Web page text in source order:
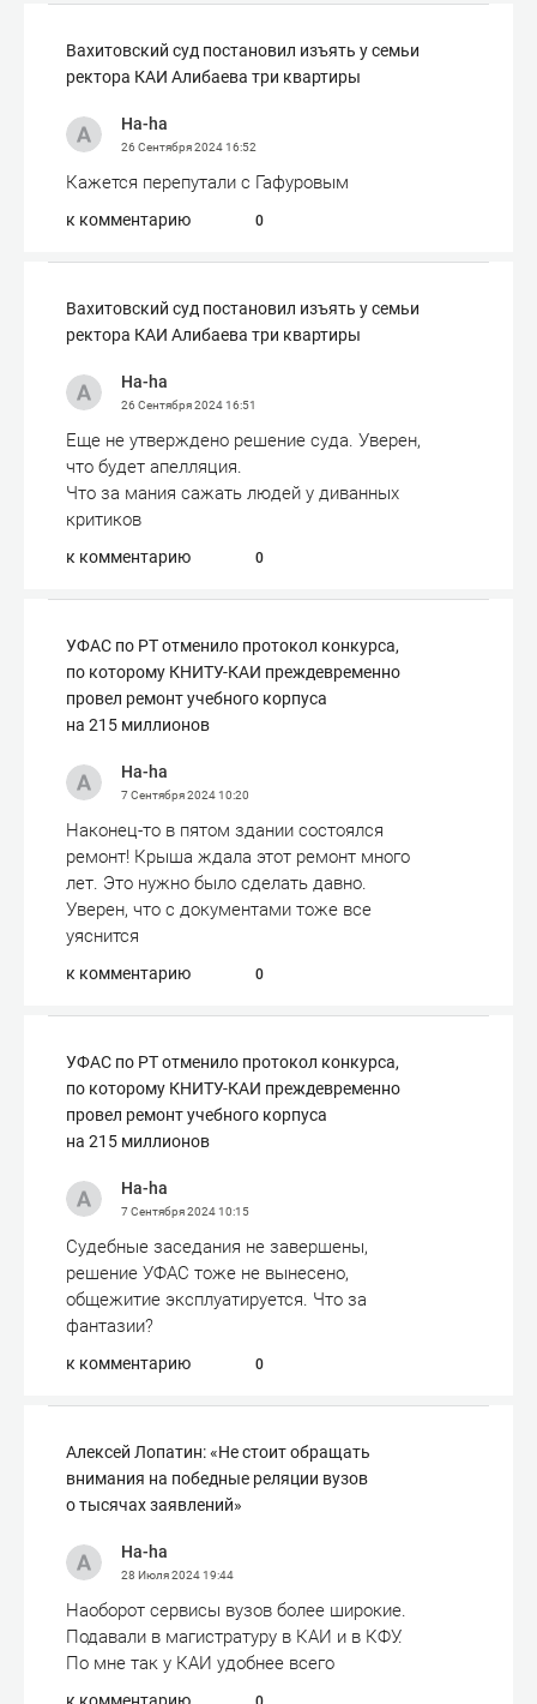
Вахитовский суд постановил изъять у семьи
ректора КАИ Алибаева три квартиры
Ha-ha
26 Сентября 202416:52
Кажется перепутали с Гафуровым
к комментарию 0
Вахитовский суд постановил изъять у семьи
ректора КАИ Алибаева три квартиры
Ha-ha
26 Сентября 202416:51
Еще не утверждено решение суда. Уверен,
что будет апелляция.
Что за мания сажать людей у диванных
критиков
к комментарию 0
УФАС по РТ отменило протокол конкурса,
по которому КНИТУ-КАИ преждевременно
провел ремонт учебного корпуса
на 215 миллионов
Ha-ha
7 Сентября 202410:20
Наконец-то в пятом здании состоялся
ремонт! Крыша ждала этот ремонт много
лет. Это нужно было сделать давно.
Уверен, что с документами тоже все
уяснится
к комментарию 0
УФАС по РТ отменило протокол конкурса,
по которому КНИТУ-КАИ преждевременно
провел ремонт учебного корпуса
на 215 миллионов
Ha-ha
7 Сентября 202410:15
Судебные заседания не завершены,
решение УФАС тоже не вынесено,
общежитие эксплуатируется. Что за
фантазии?
к комментарию 0
Алексей Лопатин: «Не стоит обращать
внимания на победные реляции вузов
о тысячах заявлений»
Ha-ha
28 Июля 202419:44
Наоборот сервисы вузов более широкие.
Подавали в магистратуру в КАИ и в КФУ.
По мне так у КАИ удобнее всего